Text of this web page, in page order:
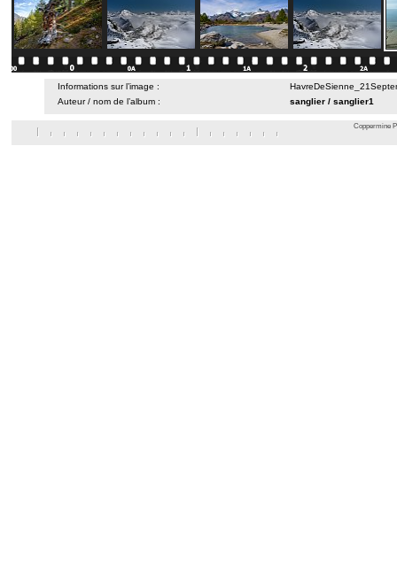
Informations sur l’image :
Auteur / nom de l’album :
sanglier / sanglier1
Coppermine